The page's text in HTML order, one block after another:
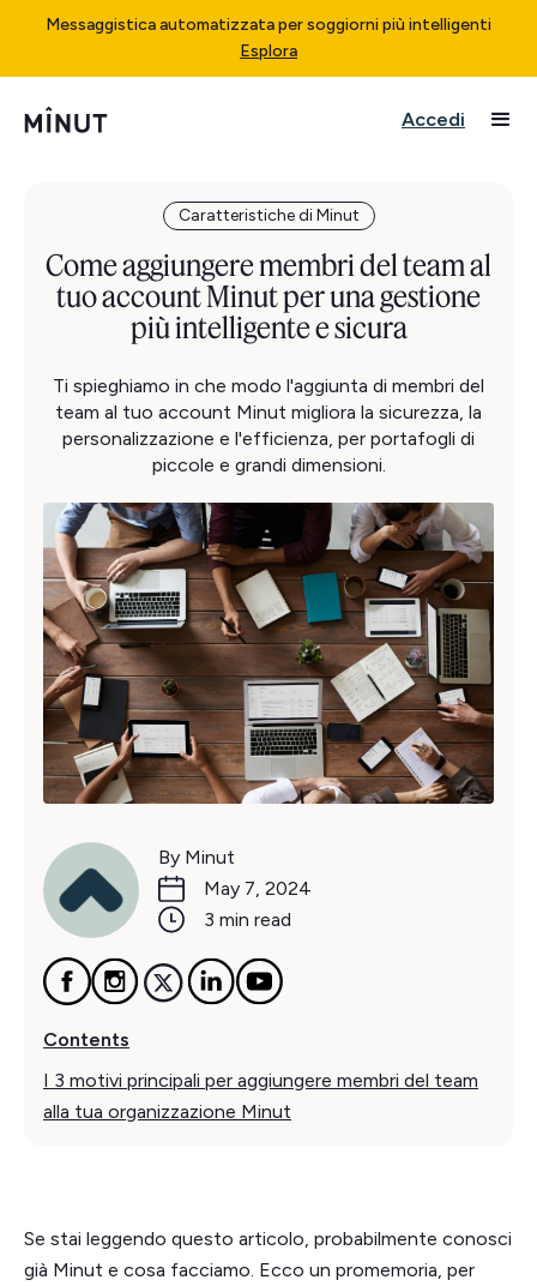
Messaggistica automatizzata per soggiorni più intelligenti
Esplora
Accedi
Caratteristiche di Minut
Come aggiungere membri del team al
tuo account Minut per una gestione
più intelligente e sicura
Ti spieghiamo in che modo l'aggiunta di membri del
team al tuo account Minut migliora la sicurezza, la
personalizzazione e l'efficienza, per portafogli di
piccole e grandi dimensioni.
By Minut
May 7, 2024
3 min read
Contents
I 3 motivi principali per aggiungere membri del team
alla tua organizzazione Minut
Se stai leggendo questo articolo, probabilmente conosci
già Minut e cosa facciamo. Ecco un promemoria, per